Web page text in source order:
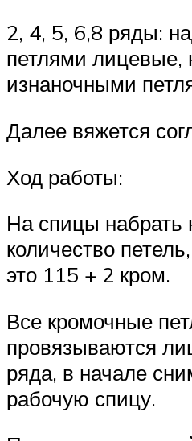
2, 4, 5, 6,8 ряды:
петлями лицевые,
изнаночными
Далее вяжется
Ход работы:
На спицы набрать
количество
это 115 + 2 кром.
Все кромочные
провязываются
ряда, в начале
рабочую спицу.